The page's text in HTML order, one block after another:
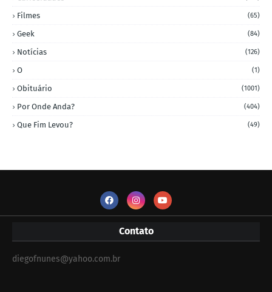
Filmes (65)
Geek (84)
Notícias (126)
O (1)
Obituário (1001)
Por Onde Anda? (404)
Que Fim Levou? (49)
Contato
diegofnunes@yahoo.com.br